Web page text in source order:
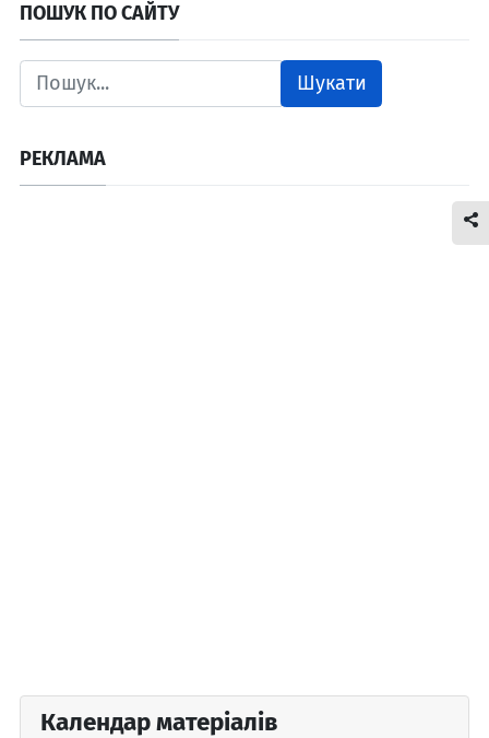
ПОШУК ПО САЙТУ
Шукати
РЕКЛАМА
Календар матеріалів